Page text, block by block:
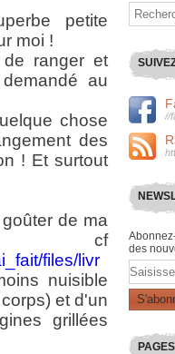
petite
moi !
ranger et
au
chose
des
! Et surtout
de ma
files/livr
nuisible
et d'un
grillées
des
Email
PAGES